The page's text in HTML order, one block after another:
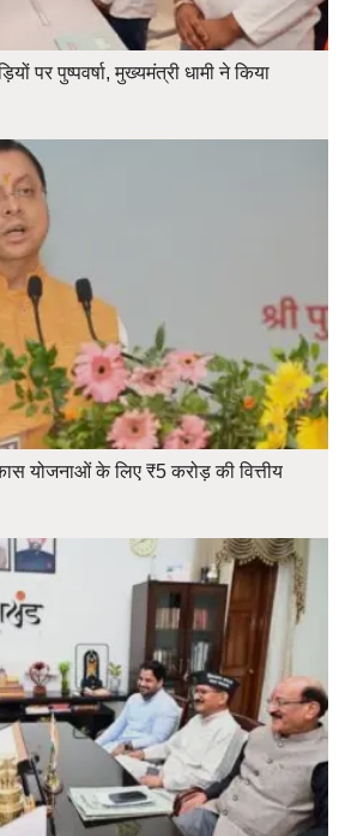
पर पुष्पवर्षा, मुख्यमंत्री धामी ने किया
योजनाओं के लिए ₹5 करोड़ की वित्तीय